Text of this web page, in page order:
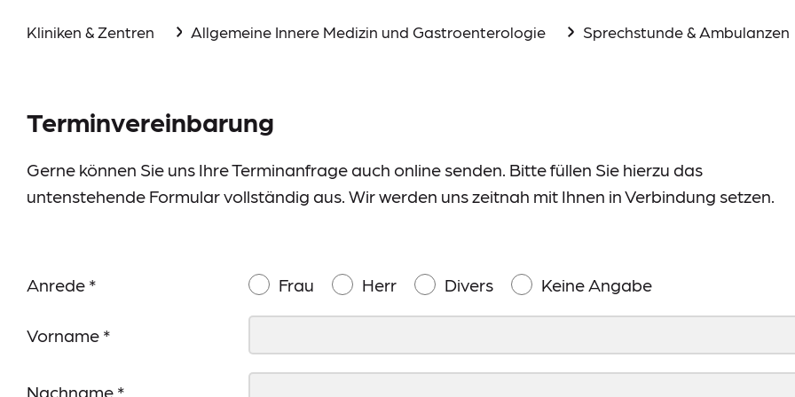
Presse
Suche
Lieferkettensorgfaltspflichtengesetz (LkSG)
Kliniken & Zentren Allgemeine Innere Medizin und Gastroenterologie Sprechstunde & Ambulanzen
Terminvereinbarung
Gerne können Sie uns Ihre Terminanfrage auch online senden. Bitte füllen Sie hierzu das
untenstehende Formular vollständig aus. Wir werden uns zeitnah mit Ihnen in Verbindung setzen.
Anrede * Frau Herr Divers Keine Angabe
Vorname *
Nachname *